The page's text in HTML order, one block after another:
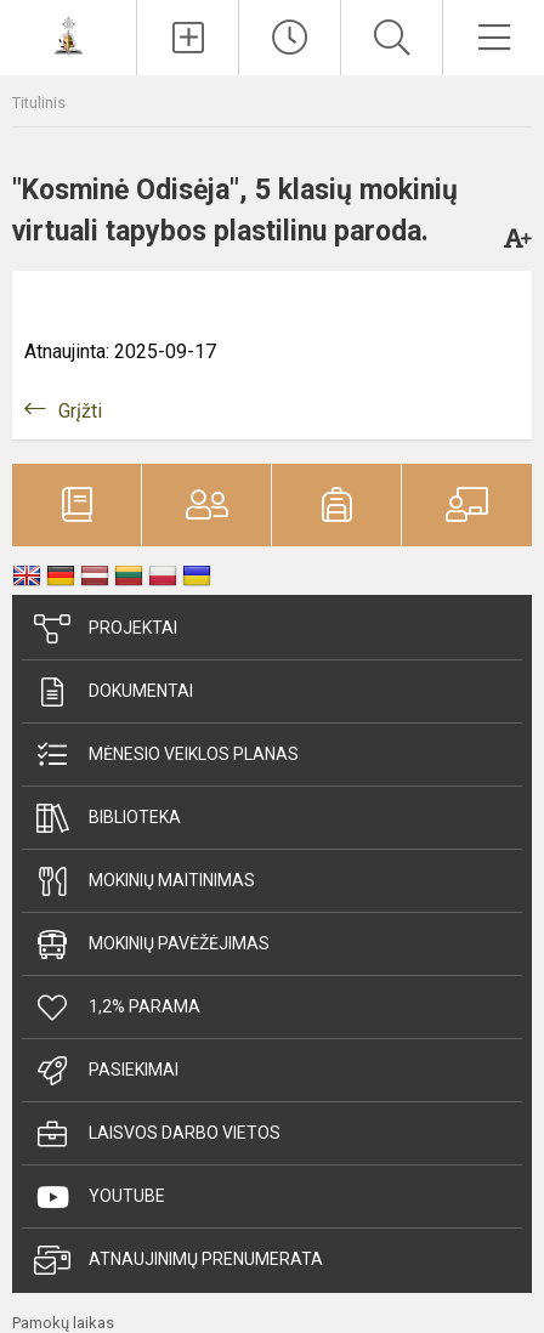
Titulinis
"Kosminė Odisėja", 5 klasių mokinių
virtuali tapybos plastilinu paroda.
Atnaujinta: 2025-09-17
Grįžti
PROJEKTAI
DOKUMENTAI
MĖNESIO VEIKLOS PLANAS
BIBLIOTEKA
MOKINIŲ MAITINIMAS
MOKINIŲ PAVĖŽĖJIMAS
1,2% PARAMA
PASIEKIMAI
LAISVOS DARBO VIETOS
YOUTUBE
ATNAUJINIMŲ PRENUMERATA
Pamokų laikas